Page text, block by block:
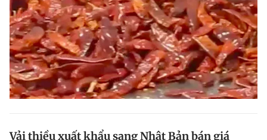
Vải thiều xuất khẩu sang Nhật Bản bán giá